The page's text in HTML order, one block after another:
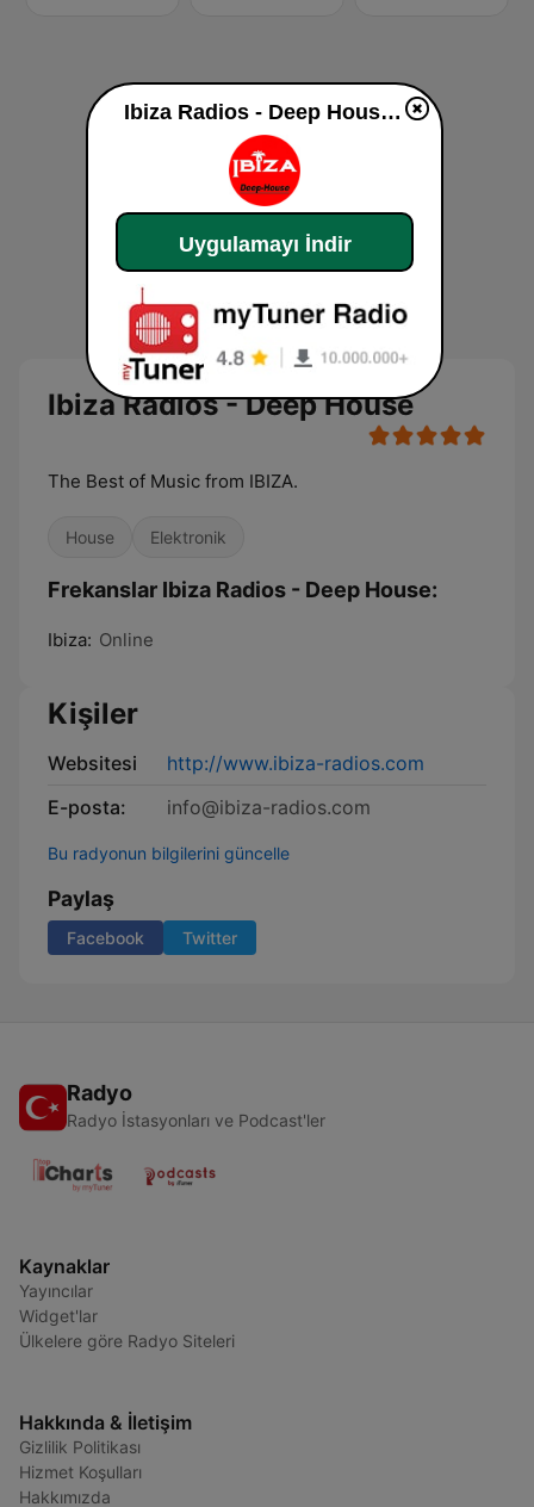
Ibiza Radios - Deep House
The Best of Music from IBIZA.
House Elektronik
Frekanslar Ibiza Radios - Deep House:
Ibiza: Online
Kişiler
Websitesi
http://www.ibiza-radios.com
E-posta:
info@ibiza-radios.com
Bu radyonun bilgilerini güncelle
Paylaş
Facebook Twitter
Radyo
Radyo İstasyonları ve Podcast'ler
Kaynaklar
Yayıncılar
Widget'lar
Ülkelere göre Radyo Siteleri
Hakkında & İletişim
Gizlilik Politikası
Hizmet Koşulları
Hakkımızda
Ibiza Radios - Deep House dinle
Uygulamayı İndir